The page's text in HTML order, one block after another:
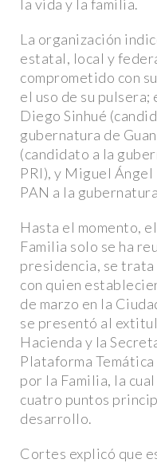
la vida y la familia.
La organización
estatal, local y
comprometido con
el uso de su
Diego Sinhué
gubernatura de
(candidato a la
PRI), y Miguel
PAN a la
Hasta el momento,
Familia solo se ha
presidencia, se
con quien
de marzo en la
se presentó al
Hacienda y la
Plataforma
por la Familia, la
cuatro puntos
desarrollo.
Cortes explicó que